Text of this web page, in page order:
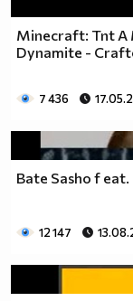
Minecraft: Tnt A
Dynamite -
7 436
Bate Sasho f
12 147